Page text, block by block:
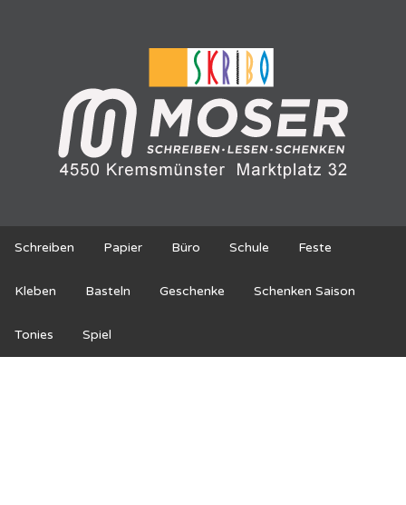
Schreiben Papier Büro Schule Feste
Kleben Basteln Geschenke Schenken Saison
Tonies Spiel